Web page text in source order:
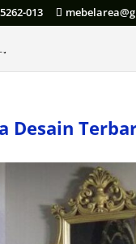
013
Desain